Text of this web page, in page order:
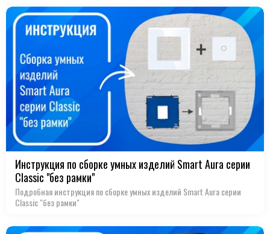
Инструкция по сборке умных изделий Smart Aura серии
Classic "без рамки"
Подробная инструкция по сборке умных изделий Smart Aura серии
Classic "без рамки"